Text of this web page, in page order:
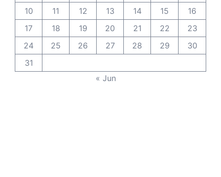
10
11 12 13 14 15
16
17
18 19 20 21 22
23
24
25 26 27 28 29
30
31
« Jun